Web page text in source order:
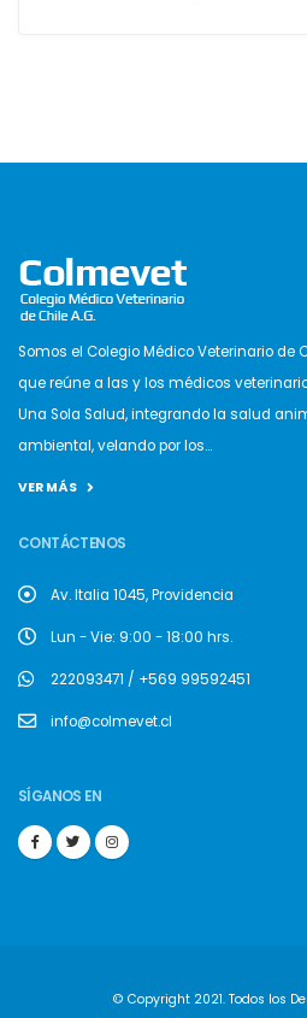
Somos el Colegio Médico Veterinario de
que reúne a las y los médicos
Una Sola Salud, integrando la salud
ambiental, velando por los...
VER MÁS
CONTÁCTENOS
Av. Italia 1045, Providencia
Lun - Vie: 9:00 - 18:00 hrs.
222093471 / +569 99592451
info@colmevet.cl
SÍGANOS EN
© Copyright 2021. Todos los